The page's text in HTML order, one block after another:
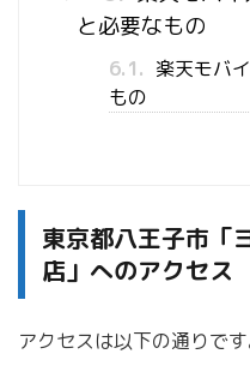
と必要なもの
6.1. 楽天モバ
もの
東京都八王子市「
店」へのアクセス
アクセスは以下の通りです